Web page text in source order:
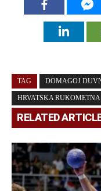
TAG DOMAGOJ
HRVATSKA RUKOMETNA
RELATED